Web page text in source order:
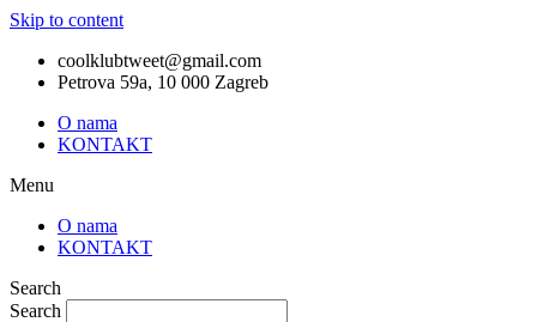
Skip to content
coolklubtweet@gmail.com
Petrova 59a, 10 000 Zagreb
O nama
KONTAKT
Menu
O nama
KONTAKT
Search
Search